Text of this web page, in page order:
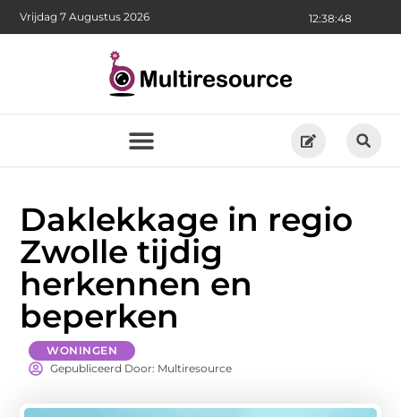
12:38:50
Vrijdag 7 Augustus 2026
Daklekkage in regio
Zwolle tijdig
herkennen en
beperken
WONINGEN
Gepubliceerd Door: Multiresource